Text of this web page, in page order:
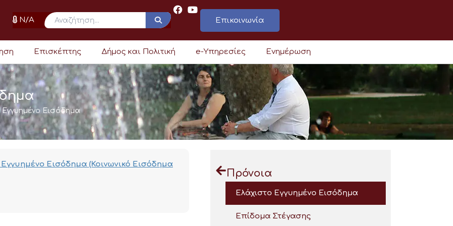
N/A Επικοινωνία
Επισκέπτης Δήμος και Πολιτική e-Υπηρεσίες Ενημέρωση
Εγγυημένο Εισόδημα
Εγγυημένο Εισόδημα (Κοινωνικό Εισόδημα
Πρόνοια
Ελάχιστο Εγγυημένο Εισόδημα
Επίδομα Στέγασης